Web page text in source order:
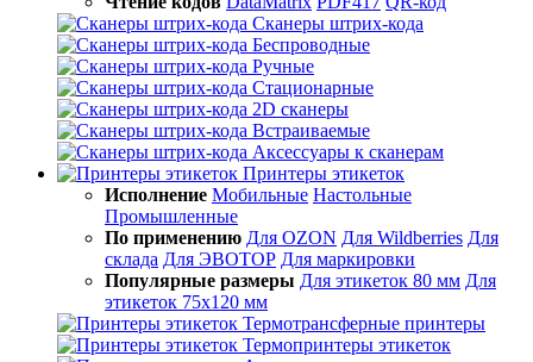
Сканеры штрих-кода
Беспроводные
Ручные
Стационарные
2D сканеры
Встраиваемые
Аксессуары к сканерам
Принтеры этикеток
Исполнение Мобильные Настольные
Промышленные
По применению Для OZON Для Wildberries Для
склада Для ЭВОТОР Для маркировки
Популярные размеры Для этикеток 80 мм Для
этикеток 75х120 мм
Термотрансферные принтеры
Термопринтеры этикеток